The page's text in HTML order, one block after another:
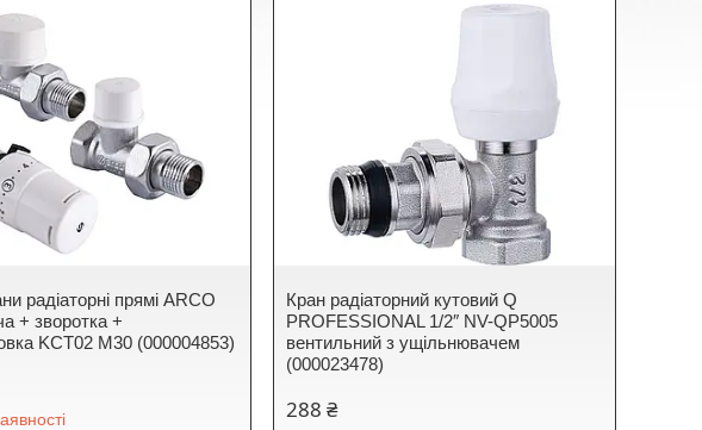
радіаторні прямі ARCO
+ зворотка +
KCT02 М30 (000004853)
Кран радіаторний кутовий Q
PROFESSIONAL 1/2″ NV-QP5005
вентильний з ущільнювачем
(000023478)
288 ₴